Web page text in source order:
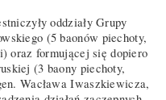
oddziały Grupy
(5 baonów piechoty,
oraz formującej się dopiero
(3 baony piechoty,
Wacława Iwaszkiewicza,